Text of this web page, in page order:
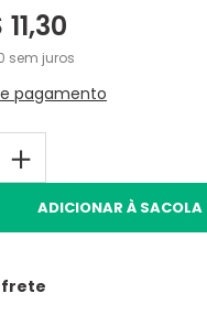
11,30
sem juros
pagamento
＋
ADICIONAR À SACOLA
frete